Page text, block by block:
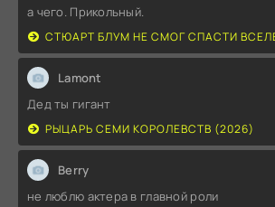
а чего. Прикольный.
СТЮАРТ БЛУМ НЕ СМОГ СПАСТИ
Lamont
Дед ты гигант
РЫЦАРЬ СЕМИ КОРОЛЕВСТВ (2026)
Berry
не люблю актера в главной роли